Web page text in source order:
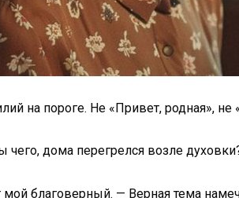
на пороге. Не «Привет, родная», не
дома перегрелся возле
благоверный. — Верная тема